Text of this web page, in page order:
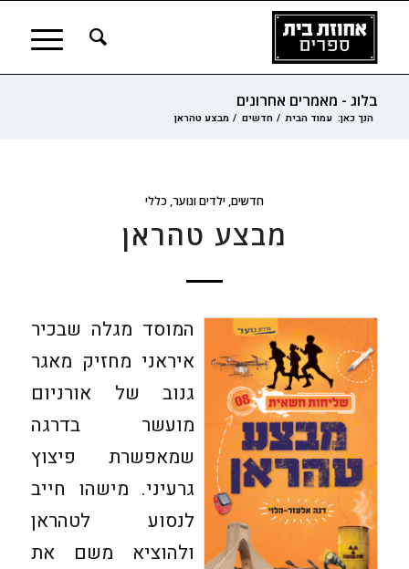
בלוג - מאמרים אחרונים
הנך כאן: עמוד הבית / חדשים / מבצע טהראן
חדשים, ילדים ונוער, כללי
מבצע טהראן
המוסד מגלה שבכיר
איראני מחזיק מאגר
גנוב של אורניום
מועשר בדרגה
שמאפשרת פיצוץ
גרעיני. מישהו חייב
לנסוע לטהראן
ולהוציא משם את